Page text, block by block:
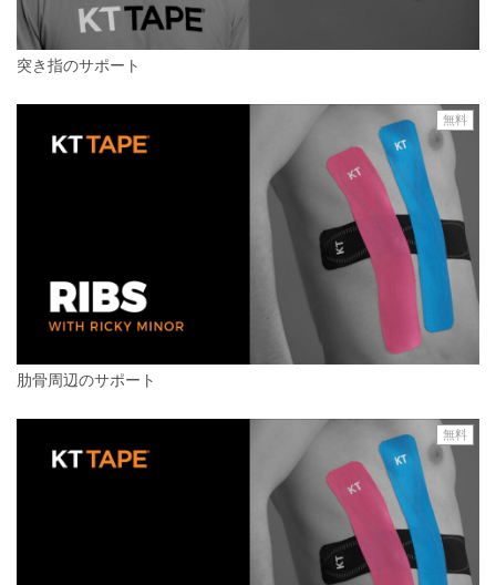
突き指のサポート
肋骨周辺のサポート
無料
無料